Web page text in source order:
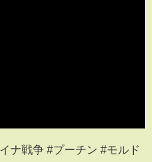
ナ戦争 #プーチン #モルド